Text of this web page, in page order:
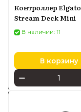
Контроллер Elgato
Stream Deck Mini
В наличии: 11
В корзину